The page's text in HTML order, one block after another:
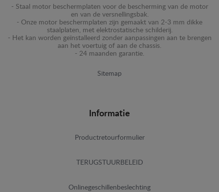
- Staal motor beschermplaten voor de bescherming van de motor
en van de versnellingsbak.
- Onze motor beschermplaten zijn gemaakt van 2-3 mm dikke
staalplaten, met elektrostatische schilderij.
- Het kan worden geïnstalleerd zonder aanpassingen aan te brengen
aan het voertuig of aan de chassis.
- 24 maanden garantie.
Sitemap
Informatie
Productretourformulier
TERUGSTUURBELEID
Onlinegeschillenbeslechting